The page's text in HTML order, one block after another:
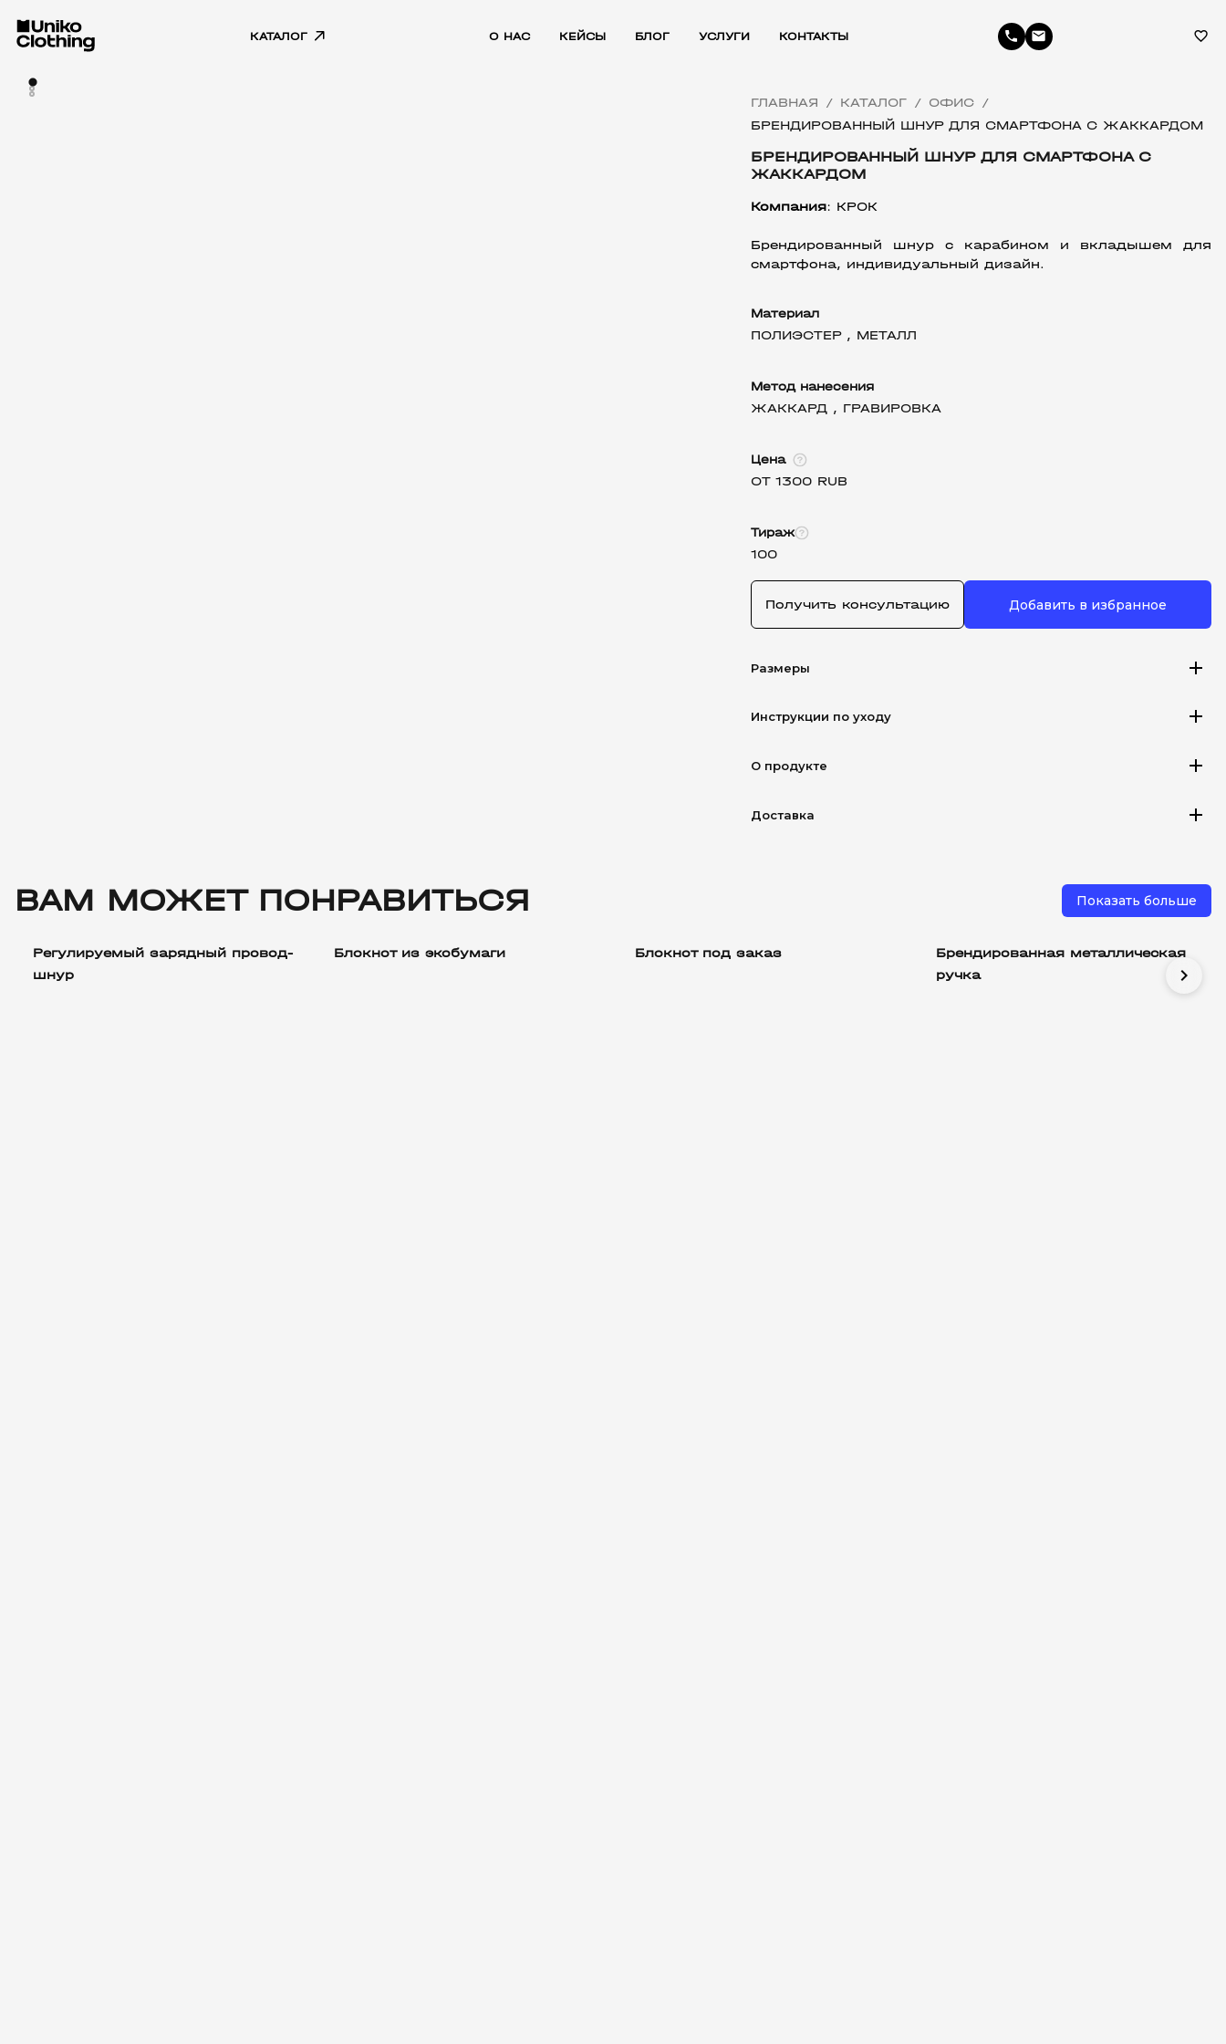
КАТАЛОГ О НАС КЕЙСЫ БЛОГ УСЛУГИ КОНТАКТЫ phone email favorite_border
ГЛАВНАЯ / КАТАЛОГ / ОФИС /
БРЕНДИРОВАННЫЙ ШНУР ДЛЯ СМАРТФОНА С ЖАККАРДОМ
БРЕНДИРОВАННЫЙ ШНУР ДЛЯ СМАРТФОНА С
ЖАККАРДОМ
Компания: КРОК
Брендированный шнур с карабином и вкладышем для
смартфона, индивидуальный дизайн.
Материал
ПОЛИЭСТЕР , МЕТАЛЛ
Метод нанесения
ЖАККАРД , ГРАВИРОВКА
Цена
ОТ 1300 RUB
Тираж
100
Получить консультацию Добавить в избранное
Размеры add
Инструкции по уходу add
О продукте add
Доставка add
ВАМ МОЖЕТ ПОНРАВИТЬСЯ Показать больше
Регулируемый зарядный провод-
шнур
Блокнот из экобумаги Блокнот под заказ
Брендированная металлическая
ручка
chevron_right